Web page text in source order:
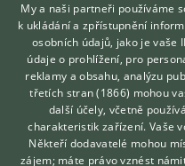
VÝBĚR
Možnosti
My a naši partneři používáme
k ukládání a zpřístupnění
osobních údajů, jako je vaše
údaje o prohlížení, pro
reklamy a obsahu, analýzu
třetích stran (1866) mohou
další účely, včetně
charakteristik zařízení. Vaše
Někteří dodavatelé mohou
zájem; máte právo vznést